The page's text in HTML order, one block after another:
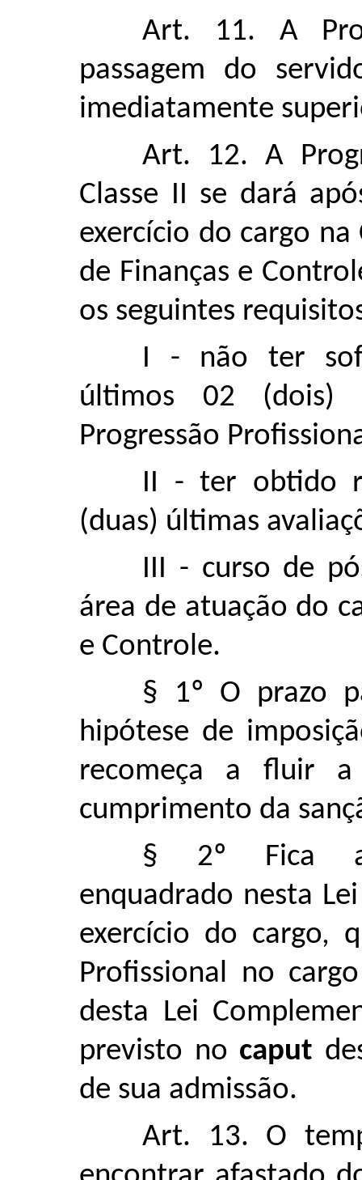
Art. 11. A
passagem do
imediatamente
Art. 12. A
Classe II se dará
exercício do cargo
de Finanças e
os seguintes
I - não ter
últimos 02 (dois)
Progressão
II - ter obtido
(duas) últimas
III - curso de
área de atuação do
e Controle.
§ 1º O prazo
hipótese de
recomeça a fluir
cumprimento da
§ 2º Fica
enquadrado nesta
exercício do cargo,
Profissional no
desta Lei
previsto no caput
de sua admissão.
Art. 13. O